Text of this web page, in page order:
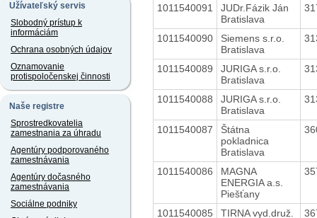
Užívateľský servis
Slobodný prístup k
informáciám
Ochrana osobných údajov
Oznamovanie
protispoločenskej činnosti
Naše registre
Sprostredkovatelia
zamestnania za úhradu
Agentúry podporovaného
zamestnávania
Agentúry dočasného
zamestnávania
Sociálne podniky
1011540091
JUDr.Fázik Ján
Bratislava
1011540090
Siemens s.r.o.
Bratislava
1011540089
JURIGA s.r.o.
Bratislava
1011540088
JURIGA s.r.o.
Bratislava
1011540087
Štátna
pokladnica
Bratislava
1011540086
MAGNA
ENERGIA a.s.
Piešťany
1011540085
TIRNA vyd.druž.